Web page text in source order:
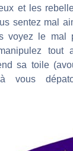
et les
sentez mal
voyez le mal
tout
sa toile
vous